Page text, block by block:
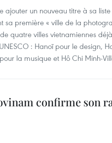
ajouter un nouveau titre à sa
sa première « ville de la
quatre villes vietnamiennes
: Hanoï pour le design,
la musique et Hô Chi Minh-
confirme son